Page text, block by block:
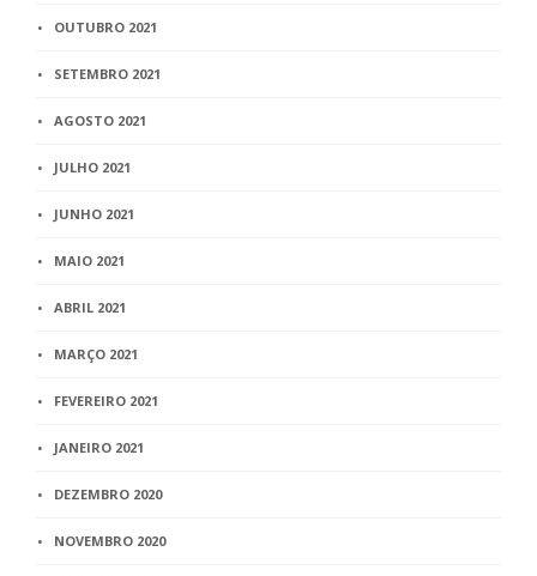
OUTUBRO 2021
SETEMBRO 2021
AGOSTO 2021
JULHO 2021
JUNHO 2021
MAIO 2021
ABRIL 2021
MARÇO 2021
FEVEREIRO 2021
JANEIRO 2021
DEZEMBRO 2020
NOVEMBRO 2020